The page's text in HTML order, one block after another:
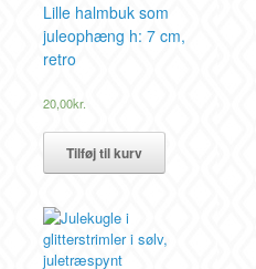
Lille halmbuk som
juleophæng h: 7 cm,
retro
20,00kr.
Tilføj til kurv